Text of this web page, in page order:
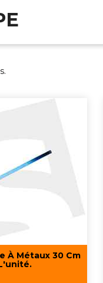
À Métaux 30 Cm